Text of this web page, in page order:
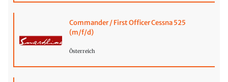
Commander / First Officer Cessna 525
(m/f/d)
Österreich